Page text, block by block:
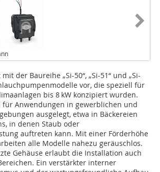
der Baureihe „Si-50“, „Si-51“ und „Si-
vor, die speziell für
bis 8 kW konzipiert wurden.
für Anwendungen in gewerblichen und
ausgelegt, etwa in Bäckereien
in denen Staub oder
auftreten kann. Mit einer Förderhöhe
alle Modelle nahezu geräuschlos.
Gehäuse erlaubt die Installation auch
Ein verstärkter interner